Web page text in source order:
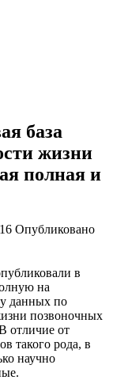
база
жизни
полная и
16 Опубликовано
в
на
данных по
позвоночных
отличие от
такого рода, в
научно